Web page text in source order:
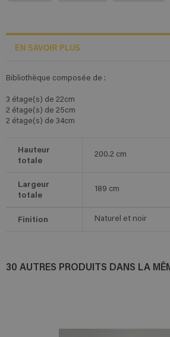
EN SAVOIR PLUS
Bibliothèque composée de :
3 étage(s) de 22cm
2 étage(s) de 25cm
2 étage(s) de 34cm
Hauteur
totale
200.2 cm
Largeur
totale
189 cm
Finition Naturel et noir
30 AUTRES PRODUITS DANS LA